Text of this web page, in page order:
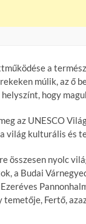
a
múlik, az ő
hogy
az UNESCO
világ kulturális és
összesen nyolc
a Budai
temetője, Fertő,